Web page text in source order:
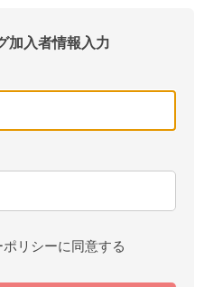
加入者情報入力
リシーに同意する